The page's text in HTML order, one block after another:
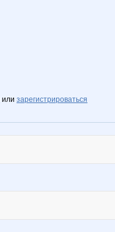
или зарегистрироваться